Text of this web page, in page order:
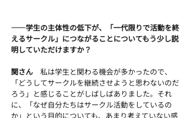
――学生の主体性の低下が、「一代限りで活動を終
えるサークル」につながることについてもう少し説
明していただけますか？
関さん 私は学生と関わる機会が多かったので、
「どうしてサークルを継続させようと思わないのだ
ろう」と感じることがしばしばありました。それ
に、「なぜ自分たちはサークル活動をしているの
か」という目的についても、あまり考えていない感